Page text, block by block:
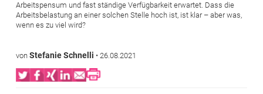
Arbeitspensum und fast ständige Verfügbarkeit erwartet. Dass die
Arbeitsbelastung an einer solchen Stelle hoch ist, ist klar – aber was,
wenn es zu viel wird?
von Stefanie Schnelli • 26.08.2021